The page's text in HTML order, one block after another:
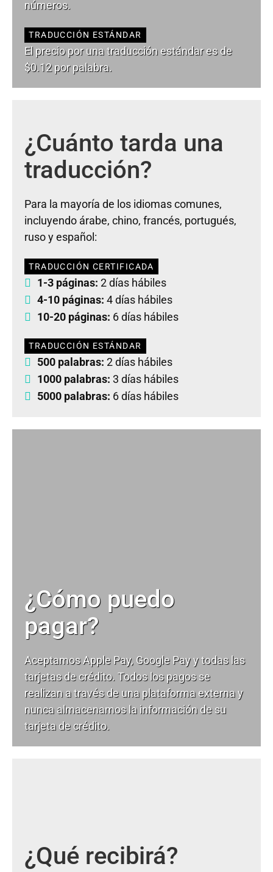
números.
TRADUCCIÓN ESTÁNDAR
El precio por una traducción estándar es de
$0.12 por palabra.
¿Cuánto tarda una
traducción?
Para la mayoría de los idiomas comunes,
incluyendo árabe, chino, francés, portugués,
ruso y español:
TRADUCCIÓN CERTIFICADA
1-3 páginas: 2 días hábiles
4-10 páginas: 4 días hábiles
10-20 páginas: 6 días hábiles
TRADUCCIÓN ESTÁNDAR
500 palabras: 2 días hábiles
1000 palabras: 3 días hábiles
5000 palabras: 6 días hábiles
¿Cómo puedo
pagar?
Aceptamos Apple Pay, Google Pay y todas las
tarjetas de crédito. Todos los pagos se
realizan a través de una plataforma externa y
nunca almacenamos la información de su
tarjeta de crédito.
¿Qué recibirá?